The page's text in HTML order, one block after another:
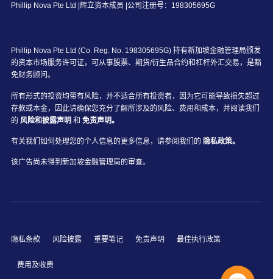
Phillip Nova Pte Ltd |辉立资本成员 |公司注册号：198305695G
Phillip Nova Pte Ltd (Co. Reg. No. 198305695G) 持有新加坡金融管理局颁发
的资本市场服务许可证，可从事股票、期货/衍生品合约和杠杆外汇交易，是豁
免财务顾问。
所有形式的投资均带有风险，并不适合所有投资者，因为它可能导致损失超过
存款或本金，因此请确保您充分了解所涉及的风险、费用和成本，并阅读我们
的 风险和披露声明 和 免责声明。
有关我们如何处理您的个人信息的更多信息，请参阅我们的 隐私政策。
该广告尚未得到新加坡金融管理局的审查。
隐私条款 风险披露 重要笔记 免责声明 最佳执行政策
费用及收费